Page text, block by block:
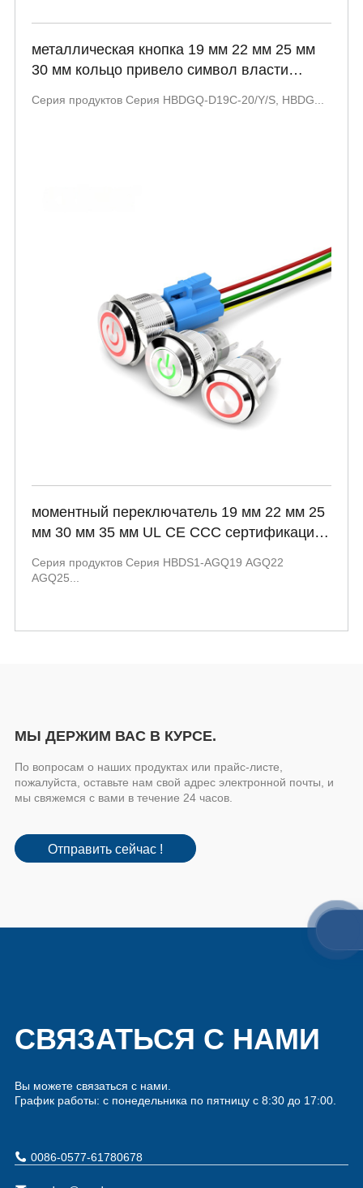
металлическая кнопка 19 мм 22 мм 25 мм
30 мм кольцо привело символ власти
открытый ss переключатель HBDGQ-D19C
Серия продуктов Серия HBDGQ-D19C-20/Y/S, HBDG...
моментный переключатель 19 мм 22 мм 25
мм 30 мм 35 мм UL CE CCC сертификация
управления роботом HBDS1-AGQ19
Серия продуктов Серия HBDS1-AGQ19 AGQ22
AGQ25...
МЫ ДЕРЖИМ ВАС В КУРСЕ.
По вопросам о наших продуктах или прайс-листе,
пожалуйста, оставьте нам свой адрес электронной почты, и
мы свяжемся с вами в течение 24 часов.
Отправить сейчас !
СВЯЗАТЬСЯ С НАМИ
Вы можете связаться с нами.
График работы: с понедельника по пятницу с 8:30 до 17:00.
0086-0577-61780678